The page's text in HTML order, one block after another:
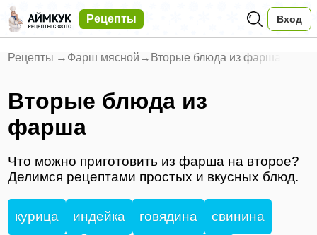
Рецепты Вход
Рецепты → Фарш мясной → Вторые блюда из фарша
Вторые блюда из
фарша
Что можно приготовить из фарша на второе?
Делимся рецептами простых и вкусных блюд.
курица индейка говядина свинина